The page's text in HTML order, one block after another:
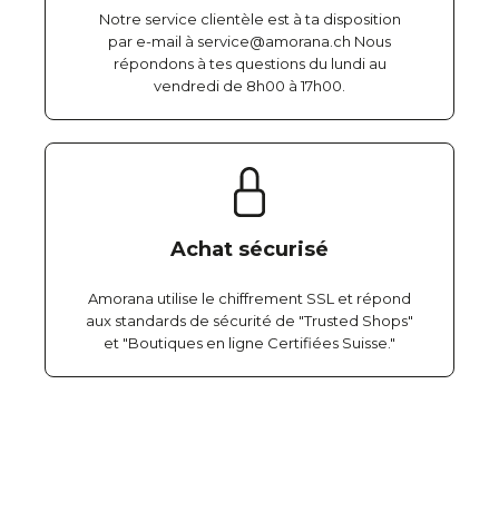
Notre service clientèle est à ta disposition
par e-mail à service@amorana.ch Nous
répondons à tes questions du lundi au
vendredi de 8h00 à 17h00.
Achat sécurisé
Amorana utilise le chiffrement SSL et répond
aux standards de sécurité de "Trusted Shops"
et "Boutiques en ligne Certifiées Suisse."